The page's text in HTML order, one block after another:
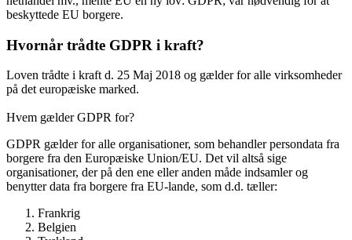
Med den store forøgelse i udveksling af persondata over nettet via.
beskyttede EU borgere.
Hvornår trådte GDPR i kraft?
på det europæiske marked.
Hvem gælder GDPR for?
GDPR gælder for alle organisationer, som behandler persondata fra
borgere fra den Europæiske Union/EU. Det vil altså sige
organisationer, der på den ene eller anden måde indsamler og
benytter data fra borgere fra EU-lande, som d.d. tæller: